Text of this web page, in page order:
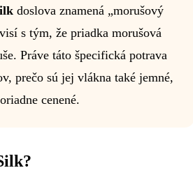
doslova znamená „morušový
s tým, že priadka morušová
Práve táto špecifická potrava
prečo sú jej vlákna také jemné,
cenené.